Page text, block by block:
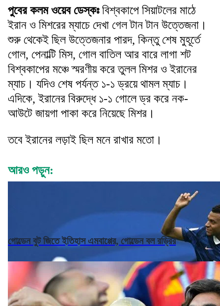
পুবের কলম ওয়েব ডেস্কঃবিশ্বকাপে সিয়াটলের মাঠে
ইরান ও মিশরের ম্যাচে দেখা গেল টান টান উত্তেজনা।
শুরু থেকেই ছিল উত্তেজনার পারদ, কিন্তু শেষ মুহূর্তে
গোল, পেনাল্টি মিস, গোল বাতিল আর বারে লাগা শট
বিশ্বকাপের মঞ্চে স্মরণীয় করে তুলল মিশর ও ইরানের
ম্যাচ। যদিও শেষ পর্যন্ত ১-১ ড্রয়ে থামল ম্যাচ।
এদিকে, ইরানের বিরুদ্ধে ১-১ গোলে ড্র করে নক-
আউটে জায়গা পাকা করে নিয়েছে মিশর।
তবে ইরানের লড়াই ছিল মনে রাখার মতো।
আরও পড়ুন:
গোল্ডেন বুট জিতে ইতিহাস এমবাপ্পের, গোল্ডেন বল রড্রির